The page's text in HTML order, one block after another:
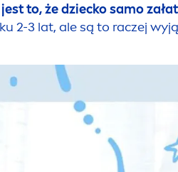
to, że dziecko samo
2-3 lat, ale są to raczej